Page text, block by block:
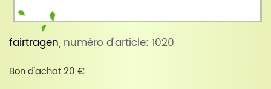
fairtragen, numéro d'article: 1020
Bon d'achat 20 €